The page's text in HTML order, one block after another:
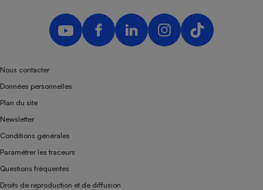
Nous contacter
Données personnelles
Plan du site
Newsletter
Conditions générales
Paramétrer les traceurs
Questions fréquentes
Droits de reproduction et de diffusion